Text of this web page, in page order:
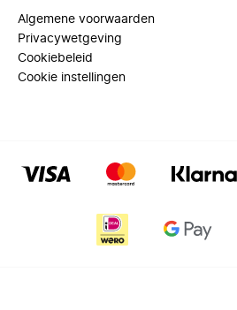
Algemene voorwaarden
Privacywetgeving
Cookiebeleid
Cookie instellingen